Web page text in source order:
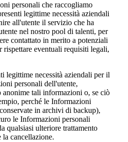
personali che raccogliamo
legittime necessità aziendali
all'utente il servizio che ha
nel nostro pool di talenti, per
contattato in merito a potenziali
eventuali requisiti legali,
legittime necessità aziendali per il
personali dell'utente,
anonime tali informazioni o, se ciò
perché le Informazioni
in archivi di backup),
le Informazioni personali
qualsiasi ulteriore trattamento
cancellazione.